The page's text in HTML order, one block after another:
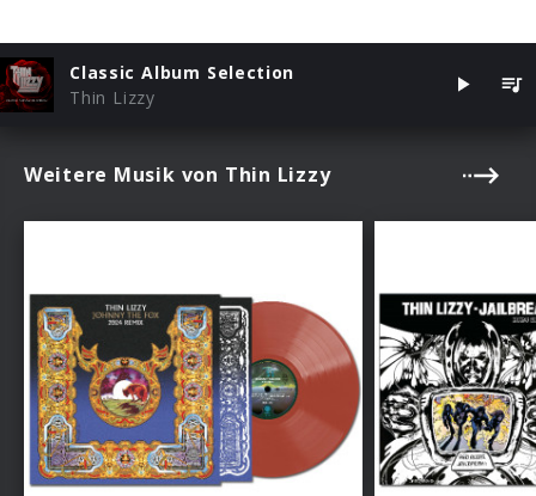
Classic Album Selection
Thin Lizzy
Weitere Musik von Thin Lizzy